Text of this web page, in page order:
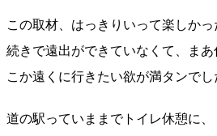
この取材、はっきりいって楽しか
続きで遠出ができていなくて、ま
こか遠くに行きたい欲が満タンでし
道の駅っていままでトイレ休憩に